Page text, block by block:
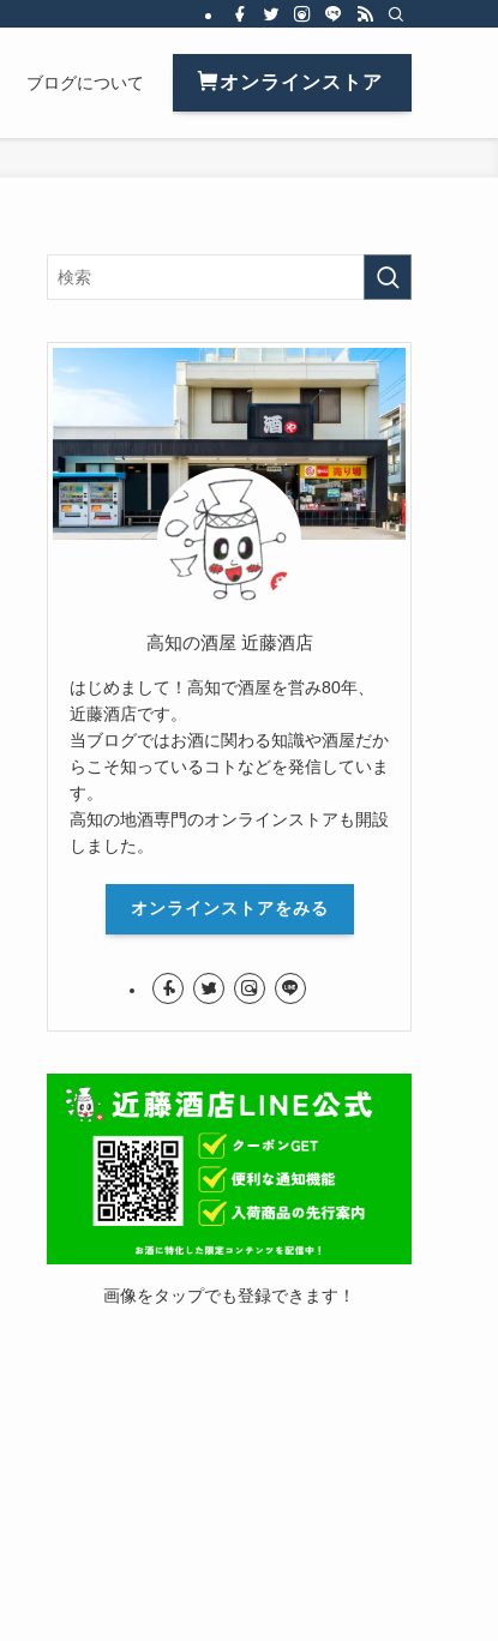
ブログについて オンラインストア
高知の酒屋 近藤酒店
はじめまして！高知で酒屋を営み80年、
近藤酒店です。
当ブログではお酒に関わる知識や酒屋だか
らこそ知っているコトなどを発信していま
す。
高知の地酒専門のオンラインストアも開設
しました。
オンラインストアをみる
画像をタップでも登録できます！